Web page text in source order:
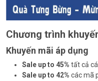
Chương trình
Khuyến mãi áp dụng
Sale up to 45% tất cả
Sale up to 42% các mã